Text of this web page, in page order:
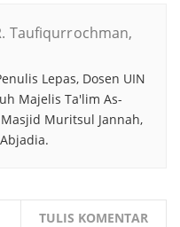
Taufiqurrochman,
Lepas, Dosen UIN
Majelis Ta'lim As-
Muritsul Jannah,
TULIS KOMENTAR